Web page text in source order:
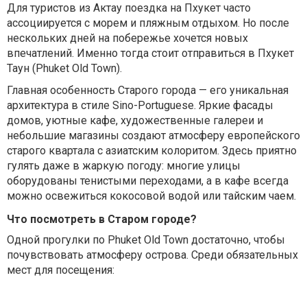
Для туристов из Актау поездка на Пхукет часто
ассоциируется с морем и пляжным отдыхом. Но после
нескольких дней на побережье хочется новых
впечатлений. Именно тогда стоит отправиться в Пхукет
Таун (Phuket Old Town).
Главная особенность Старого города — его уникальная
архитектура в стиле Sino-Portuguese. Яркие фасады
домов, уютные кафе, художественные галереи и
небольшие магазины создают атмосферу европейского
старого квартала с азиатским колоритом. Здесь приятно
гулять даже в жаркую погоду: многие улицы
оборудованы тенистыми переходами, а в кафе всегда
можно освежиться кокосовой водой или тайским чаем.
Что посмотреть в Старом городе?
Одной прогулки по Phuket Old Town достаточно, чтобы
почувствовать атмосферу острова. Среди обязательных
мест для посещения: